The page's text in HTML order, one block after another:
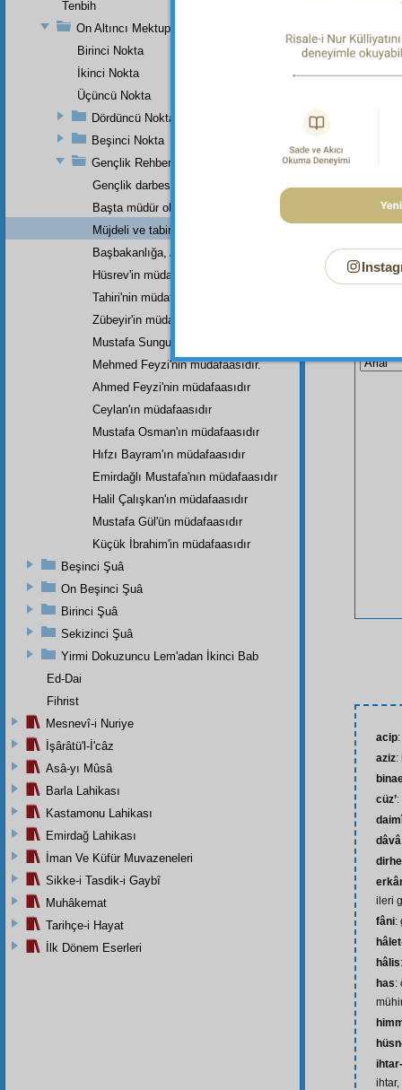
bir
acip
aziz:
cüz’:
ileri
fâni:
hâlis
has:
ihtar,
Tenbih
On Altıncı Mektup
Birinci Nokta
İkinci Nokta
Üçüncü Nokta
Dördüncü Nokta
Beşinci Nokta
Gençlik Rehberi'nin Küçük Bir Haşiyesi
Gençlik darbesini yiyip
Başta müdür olarak
Müjdeli ve tabiri çıkmış latif bir rüya.
Başbakanlığa, Adliye Bakanlığına,
Hüsrev'in müdafasıdır.
Tahiri'nin müdafasıdır.
Zübeyir'in müdafasıdır.
Mustafa Sungur'un müdafaasıdır.
Mehmed Feyzi'nin müdafaasıdır.
Ahmed Feyzi'nin müdafaasıdır
Ceylan'ın müdafaasıdır
Mustafa Osman'ın müdafaasıdır
Hıfzı Bayram'ın müdafaasıdır
Emirdağlı Mustafa'nın müdafaasıdır
Halil Çalışkan'ın müdafaasıdır
Mustafa Gül'ün müdafaasıdır
Küçük İbrahim'in müdafaasıdır
Beşinci Şuâ
On Beşinci Şuâ
Birinci Şuâ
Sekizinci Şuâ
Yirmi Dokuzuncu Lem'adan İkinci Bab
Ed-Dai
Fihrist
Mesnevî-i Nuriye
İşârâtü'l-İ'câz
Asâ-yı Mûsâ
Barla Lahikası
Kastamonu Lahikası
Emirdağ Lahikası
İman Ve Küfür Muvazeneleri
Sikke-i Tasdik-i Gaybî
Muhâkemat
Tarihçe-i Hayat
İlk Dönem Eserleri